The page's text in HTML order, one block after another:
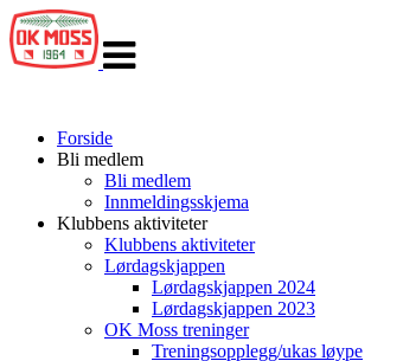
navigasjon
Forside
Bli medlem
Bli medlem
Innmeldingsskjema
Klubbens aktiviteter
Klubbens aktiviteter
Lørdagskjappen
Lørdagskjappen 2024
Lørdagskjappen 2023
OK Moss treninger
Treningsopplegg/ukas løype